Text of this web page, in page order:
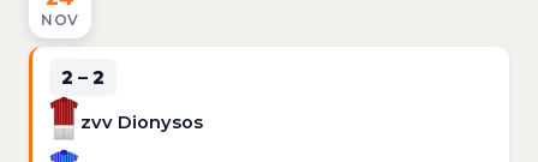
NOV
2 – 2
zvv Dionysos